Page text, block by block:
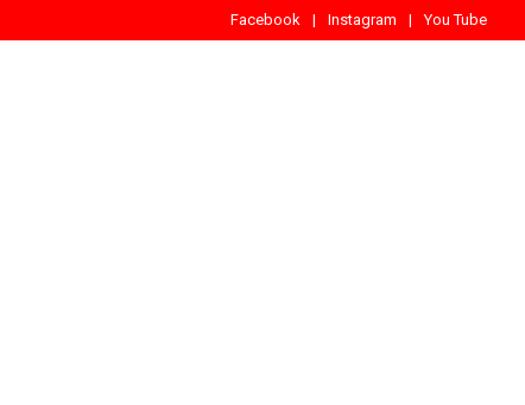
Facebook Instagram You Tube